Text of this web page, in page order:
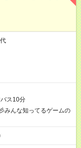
ス10分
みんな知ってるゲームの